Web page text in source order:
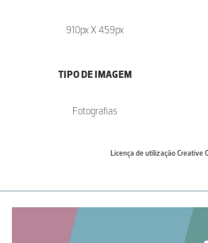
910px X 459px
TIPO DE IMAGEM
Fotografias
Licença de utilização Creative